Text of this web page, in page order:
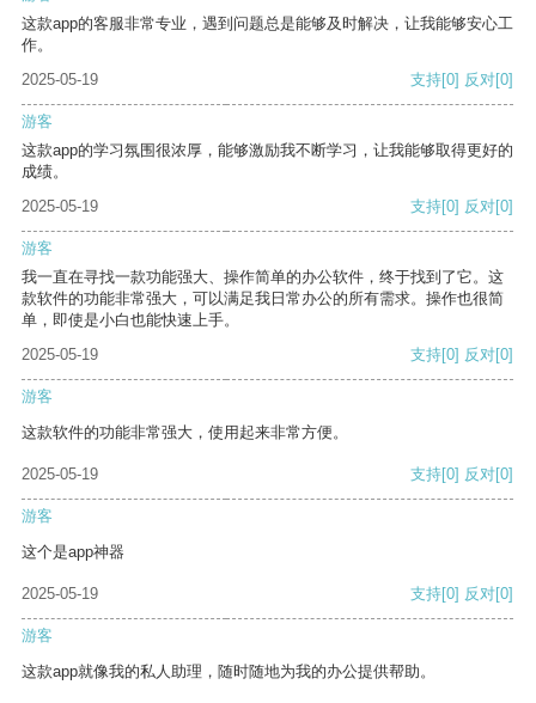
这款app的客服非常专业，遇到问题总是能够及时解决，让我能够安心工
作。
2025-05-19
支持[0] 反对[0]
游客
这款app的学习氛围很浓厚，能够激励我不断学习，让我能够取得更好的
成绩。
2025-05-19
支持[0] 反对[0]
游客
我一直在寻找一款功能强大、操作简单的办公软件，终于找到了它。这
款软件的功能非常强大，可以满足我日常办公的所有需求。操作也很简
单，即使是小白也能快速上手。
2025-05-19
支持[0] 反对[0]
游客
这款软件的功能非常强大，使用起来非常方便。
2025-05-19 支持[0] 反对[0]
游客
这个是app神器
2025-05-19 支持[0] 反对[0]
游客
这款app就像我的私人助理，随时随地为我的办公提供帮助。